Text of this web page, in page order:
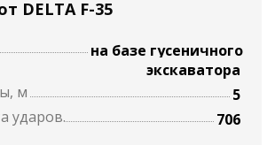
DELTA F-35
на базе гусеничного
экскаватора
м
5
ударов.
706